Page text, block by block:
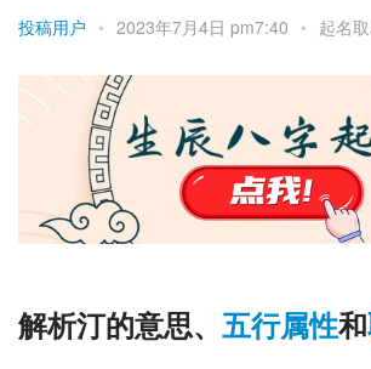
投稿用户 • 2023年7月4日 pm7:40 • 起名
解析汀的意思、 五行属性和